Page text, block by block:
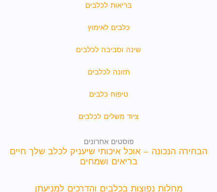
בריאות לכלבים
כלבים לאימוץ
שינה וסביבה לכלבים
תזונה לכלבים
טיפוח כלבים
ציוד משלים לכלבים
פוסטים אחרונים
הבחירה הנכונה – אוכל איכותי שיעניק לכלב שלך חיים
בריאים ושמחים
מחלות נפוצות בכלבים והדרכים למניעתן